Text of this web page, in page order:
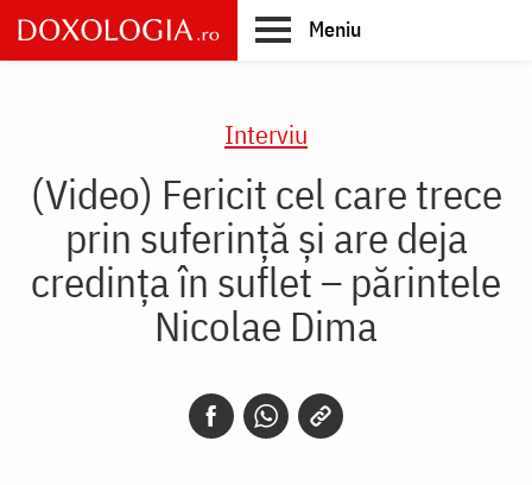
Skip
to
main
Meniu
Interviu
(Video) Fericit cel care trece
prin suferință și are deja
credința în suflet – părintele
Nicolae Dima